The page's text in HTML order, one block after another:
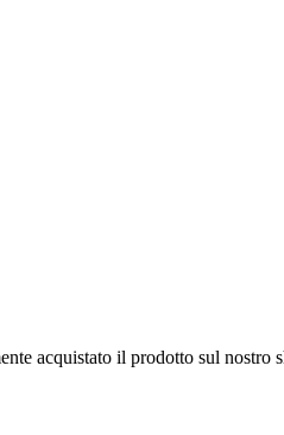
acquistato il prodotto sul nostro